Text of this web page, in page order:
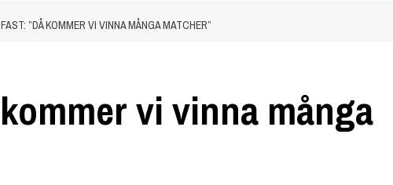
”DÅ KOMMER VI VINNA MÅNGA MATCHER”
vi vinna många